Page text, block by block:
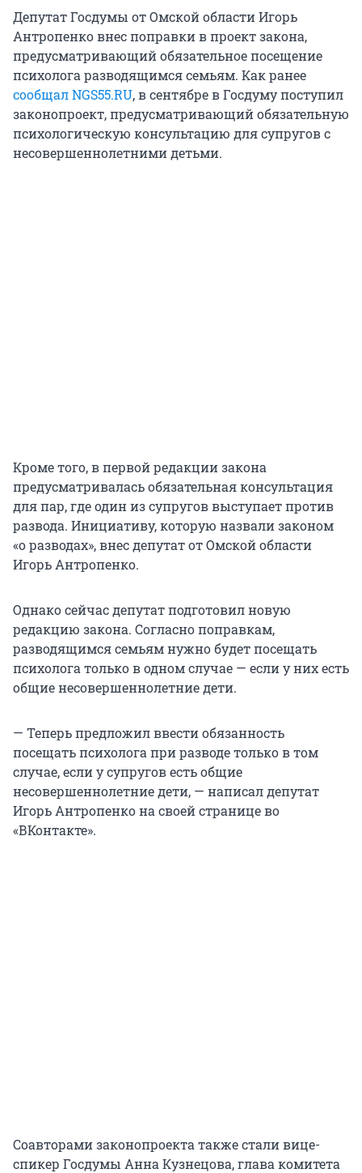
Депутат Госдумы от Омской области Игорь
Антропенко внес поправки в проект закона,
предусматривающий обязательное посещение
психолога разводящимся семьям. Как ранее
сообщал NGS55.RU, в сентябре в Госдуму поступил
законопроект, предусматривающий обязательную
психологическую консультацию для супругов с
несовершеннолетними детьми.
Кроме того, в первой редакции закона
предусматривалась обязательная консультация
для пар, где один из супругов выступает против
развода. Инициативу, которую назвали законом
«о разводах», внес депутат от Омской области
Игорь Антропенко.
Однако сейчас депутат подготовил новую
редакцию закона. Согласно поправкам,
разводящимся семьям нужно будет посещать
психолога только в одном случае — если у них есть
общие несовершеннолетние дети.
— Теперь предложил ввести обязанность
посещать психолога при разводе только в том
случае, если у супругов есть общие
несовершеннолетние дети, — написал депутат
Игорь Антропенко на своей странице во
«ВКонтакте».
Соавторами законопроекта также стали вице-
спикер Госдумы Анна Кузнецова, глава комитета